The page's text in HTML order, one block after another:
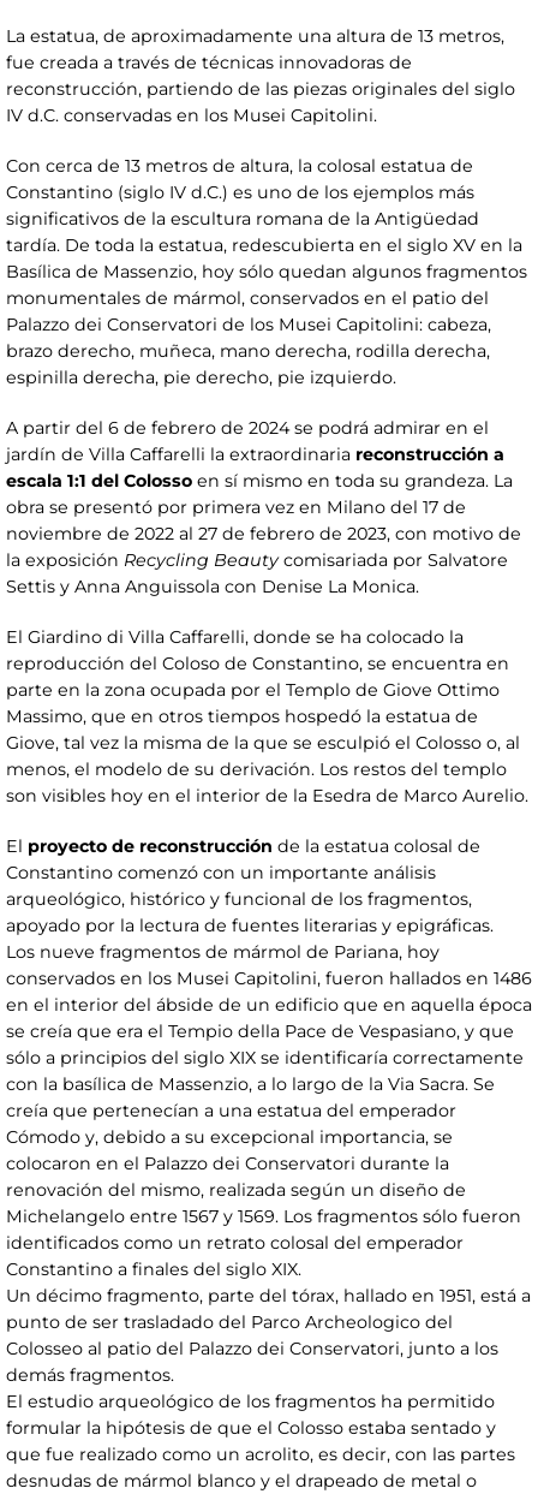
La estatua, de aproximadamente una altura de 13 metros,
fue creada a través de técnicas innovadoras de
reconstrucción, partiendo de las piezas originales del siglo
IV d.C. conservadas en los Musei Capitolini.
Con cerca de 13 metros de altura, la colosal estatua de
Constantino (siglo IV d.C.) es uno de los ejemplos más
significativos de la escultura romana de la Antigüedad
tardía. De toda la estatua, redescubierta en el siglo XV en la
Basílica de Massenzio, hoy sólo quedan algunos fragmentos
monumentales de mármol, conservados en el patio del
Palazzo dei Conservatori de los Musei Capitolini: cabeza,
brazo derecho, muñeca, mano derecha, rodilla derecha,
espinilla derecha, pie derecho, pie izquierdo.
A partir del 6 de febrero de 2024 se podrá admirar en el
jardín de Villa Caffarelli la extraordinaria reconstrucción a
escala 1:1 del Colosso en sí mismo en toda su grandeza. La
obra se presentó por primera vez en Milano del 17 de
noviembre de 2022 al 27 de febrero de 2023, con motivo de
la exposición Recycling Beautycomisariada por Salvatore
Settis y Anna Anguissola con Denise La Monica.
El Giardino di Villa Caffarelli, donde se ha colocado la
reproducción del Coloso de Constantino, se encuentra en
parte en la zona ocupada por el Templo de Giove Ottimo
Massimo, que en otros tiempos hospedó la estatua de
Giove, tal vez la misma de la que se esculpió el Colosso o, al
menos, el modelo de su derivación. Los restos del templo
son visibles hoy en el interior de la Esedra de Marco Aurelio.
El proyecto de reconstrucción de la estatua colosal de
Constantino comenzó con un importante análisis
arqueológico, histórico y funcional de los fragmentos,
apoyado por la lectura de fuentes literarias y epigráficas.
Los nueve fragmentos de mármol de Pariana, hoy
conservados en los Musei Capitolini, fueron hallados en 1486
en el interior del ábside de un edificio que en aquella época
se creía que era el Tempio della Pace de Vespasiano, y que
sólo a principios del siglo XIX se identificaría correctamente
con la basílica de Massenzio, a lo largo de la Via Sacra. Se
creía que pertenecían a una estatua del emperador
Cómodo y, debido a su excepcional importancia, se
colocaron en el Palazzo dei Conservatori durante la
renovación del mismo, realizada según un diseño de
Michelangelo entre 1567 y 1569. Los fragmentos sólo fueron
identificados como un retrato colosal del emperador
Constantino a finales del siglo XIX.
Un décimo fragmento, parte del tórax, hallado en 1951, está a
punto de ser trasladado del Parco Archeologico del
Colosseo al patio del Palazzo dei Conservatori, junto a los
demás fragmentos.
El estudio arqueológico de los fragmentos ha permitido
formular la hipótesis de que el Colosso estaba sentado y
que fue realizado como un acrolito, es decir, con las partes
desnudas de mármol blanco y el drapeado de metal o